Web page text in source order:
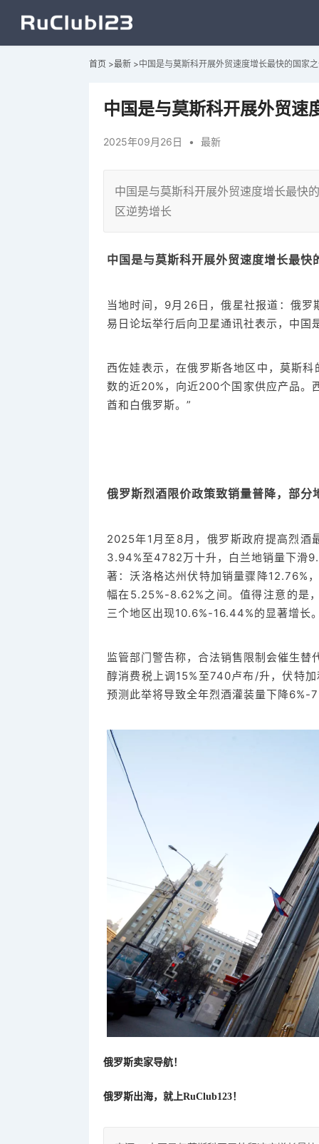
首页 >最新 >中国是与莫斯科开展外贸速度增长最快的国家
中国是与莫斯科开展外贸速
2025年09月26日 • 最新
中国是与莫斯科开展外贸速度增长最快
区逆势增长
中国是与莫斯科开展外贸速度增长最快
当地时间，9月26日，俄星社报道：俄
易日论坛举行后向卫星通讯社表示，中国
西佐娃表示，在俄罗斯各地区中，莫斯
数的近20%，向近200个国家供应产品。
酋和白俄罗斯。”
俄罗斯烈酒限价政策致销量普降，部分
2025年1月至8月，俄罗斯政府提高烈酒
3.94%至4782万十升，白兰地销量下滑
著：沃洛格达州伏特加销量骤降12.76%
幅在5.25%-8.62%之间。值得注意的是
三个地区出现10.6%-16.44%的显著增长
监管部门警告称，合法销售限制会催生
醇消费税上调15%至740卢布/升，伏特
预测此举将导致全年烈酒灌装量下降6%-
俄罗斯卖家导航！
俄罗斯出海，就上RuClub123！